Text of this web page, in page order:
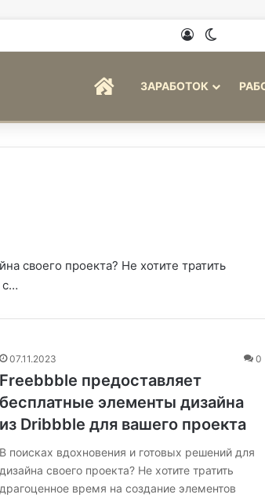
Войти
ГЛАВНАЯЗАРАБОТОК
своего проекта? Не хотите тратить
с…
07.11.2023 0
Freebbble предоставляет
бесплатные элементы дизайна
из Dribbble для вашего проекта
В поисках вдохновения и готовых решений для
дизайна своего проекта? Не хотите тратить
драгоценное время на создание элементов